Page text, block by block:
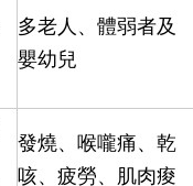
多老人、體弱者及
嬰幼兒
發燒、喉嚨痛、乾
咳、疲勞、肌肉痠